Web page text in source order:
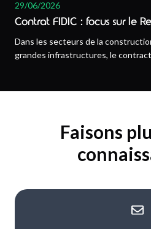
29/06/2026
Contrat FIDIC : focus sur le
Dans les secteurs de la
grandes infrastructures, le
Faisons